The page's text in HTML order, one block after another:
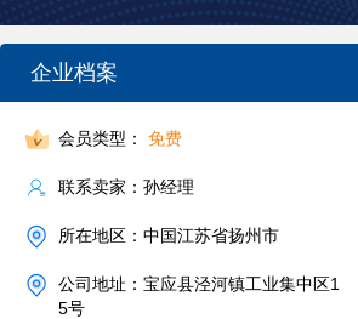
企业档案
会员类型： 免费
联系卖家：孙经理
所在地区：中国江苏省扬州市
公司地址：宝应县泾河镇工业集中区1
5号